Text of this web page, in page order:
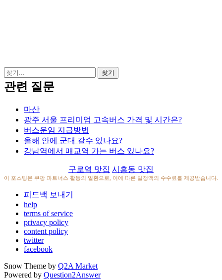
관련 질문
마산
광주 서울 프리미엄 고속버스 가격 및 시간은?
버스운임 지급방법
올해 안에 군대 갈수 있나요?
강남역에서 매교역 가는 버스 있나요?
구로역 맛집 시흥동 맛집
이 포스팅은 쿠팡 파트너스 활동의 일환으로, 이에 따른 일정액의 수수료를 제공받습니다.
피드백 보내기
help
terms of service
privacy policy
content policy
twitter
facebook
Snow Theme by Q2A Market
Powered by Question2Answer